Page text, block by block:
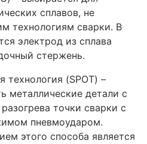
сплавов, не
технологиям сварки. В
электрод из сплава
стержень.
технология (SPOT) –
металлические детали с
точки сварки с
пневмоударом.
этого способа является